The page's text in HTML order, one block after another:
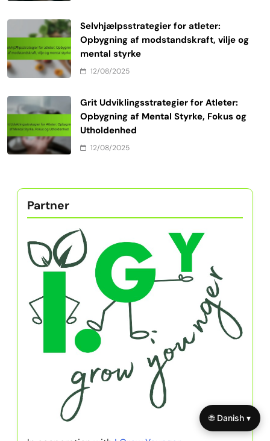
Selvhjælpsstrategier for atleter:
Opbygning af modstandskraft, vilje og
mental styrke
12/08/2025
Grit Udviklingsstrategier for Atleter:
Opbygning af Mental Styrke, Fokus og
Utholdenhed
12/08/2025
Partner
🌐 Danish ▾